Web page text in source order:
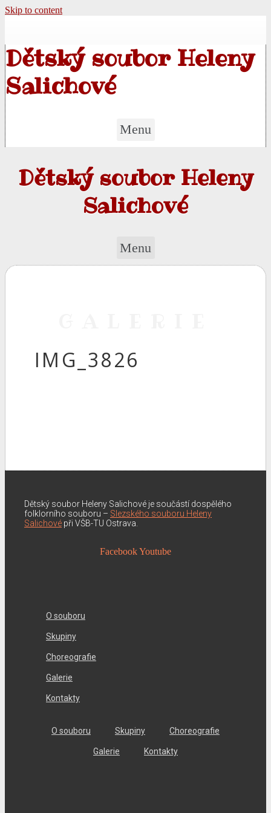
Skip to content
Dětský soubor Heleny
Salichové
Menu
Dětský soubor Heleny
Salichové
Menu
IMG_3826
Dětský soubor Heleny Salichové je součástí dospělého
folklorního souboru – Slezského souboru Heleny
Salichové při VŠB-TU Ostrava.
FacebookYoutube
O souboru
Skupiny
Choreografie
Galerie
Kontakty
O souboru Skupiny Choreografie
Galerie Kontakty